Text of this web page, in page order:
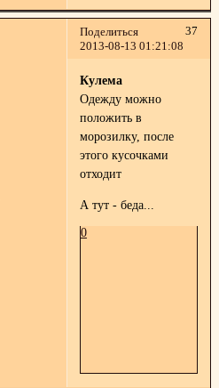
Поделиться
37
2013-08-13 01:21:08
Кулема
Одежду можно
положить в
морозилку, после
этого кусочками
отходит
А тут - беда...
0